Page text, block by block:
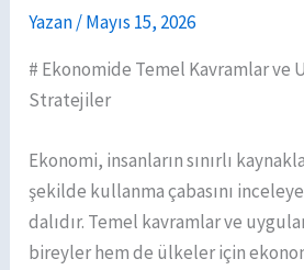
Yazan/Mayıs 15, 2026
# Ekonomide Temel Kavramlar ve
Stratejiler
Ekonomi, insanların sınırlı
şekilde kullanma çabasını
dalıdır. Temel kavramlar ve
bireyler hem de ülkeler için